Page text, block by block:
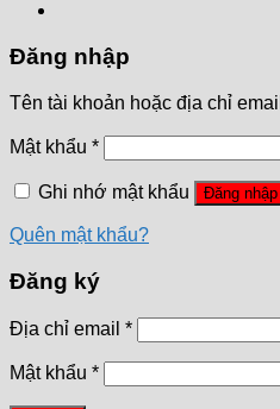
Đăng nhập
Tên tài khoản hoặc địa chỉ email
Mật khẩu *
Ghi nhớ mật khẩu Đăng nhập
Quên mật khẩu?
Đăng ký
Địa chỉ email *
Mật khẩu *